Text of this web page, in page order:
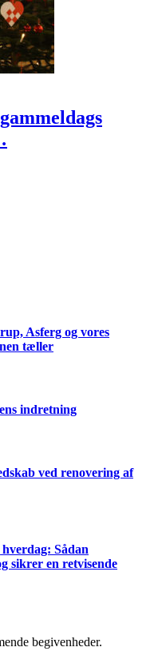
Asferg og vores
tæller
indretning
ved renovering af
Sådan
sikrer en retvisende
begivenheder.